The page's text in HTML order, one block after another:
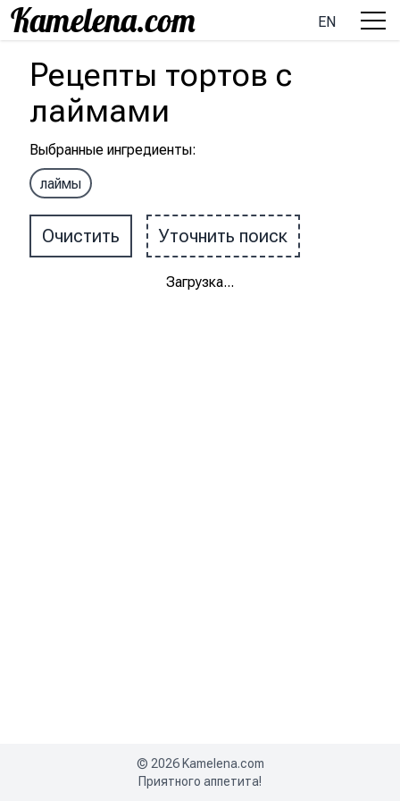
EN
Рецепты тортов с
лаймами
Выбранные ингредиенты:
лаймы
Очистить Уточнить поиск
Загрузка...
© 2026 Kamelena.com
Приятного аппетита!